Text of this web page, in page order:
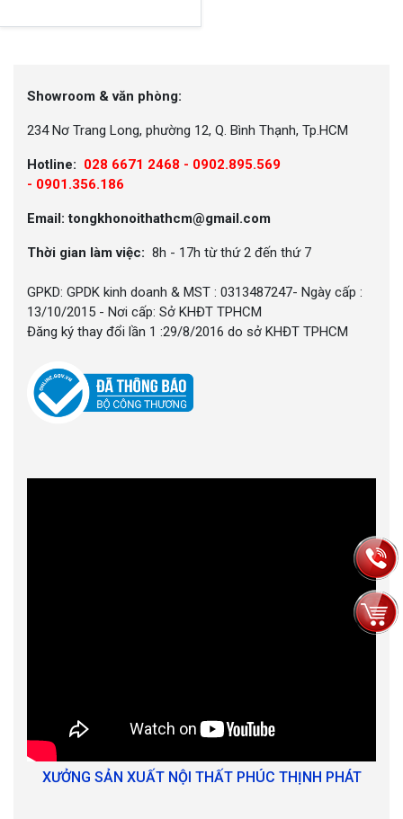
Showroom & văn phòng:
234 Nơ Trang Long, phường 12, Q. Bình Thạnh, Tp.HCM
Hotline: 028 6671 2468 - 0902.895.569
- 0901.356.186
Email: tongkhonoithathcm@gmail.com
Thời gian làm việc: 8h - 17h từ thứ 2 đến thứ 7
GPKD: GPDK kinh doanh & MST : 0313487247- Ngày cấp :
13/10/2015 - Nơi cấp: Sở KHĐT TPHCM
Đăng ký thay đổi lần 1 :29/8/2016 do sở KHĐT TPHCM
XƯỞNG SẢN XUẤT NỘI THẤT PHÚC THỊNH PHÁT